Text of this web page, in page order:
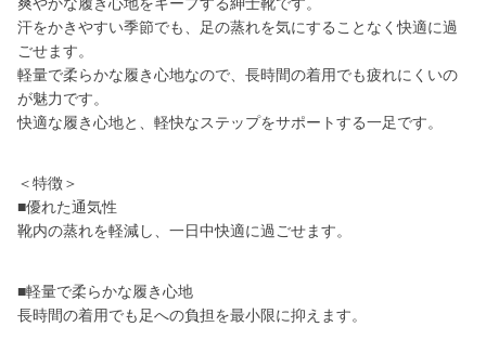
汗をかきやすい季節でも、足の蒸れを気にすることなく快適に過
ごせます。
軽量で柔らかな履き心地なので、長時間の着用でも疲れにくいの
が魅力です。
快適な履き心地と、軽快なステップをサポートする一足です。
＜特徴＞
■優れた通気性
靴内の蒸れを軽減し、一日中快適に過ごせます。
■軽量で柔らかな履き心地
長時間の着用でも足への負担を最小限に抑えます。